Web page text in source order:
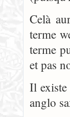
Celà
terme
terme
et pas
Il existe
anglo